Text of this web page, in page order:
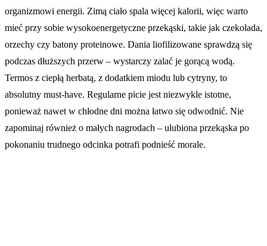
organizmowi energii. Zimą ciało spala więcej kalorii, więc warto
mieć przy sobie wysokoenergetyczne przekąski, takie jak czekolada,
orzechy czy batony proteinowe. Dania liofilizowane sprawdzą się
podczas dłuższych przerw – wystarczy zalać je gorącą wodą.
Termos z ciepłą herbatą, z dodatkiem miodu lub cytryny, to
absolutny must-have. Regularne picie jest niezwykle istotne,
ponieważ nawet w chłodne dni można łatwo się odwodnić. Nie
zapominaj również o małych nagrodach – ulubiona przekąska po
pokonaniu trudnego odcinka potrafi podnieść morale.